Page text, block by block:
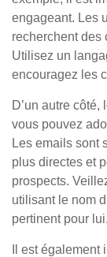
engageant. Les
recherchent des
Utilisez un
encouragez les
D’un autre
vous pouvez
Les emails sont
plus directes et
prospects.
utilisant le nom
pertinent pour lui.
Il est